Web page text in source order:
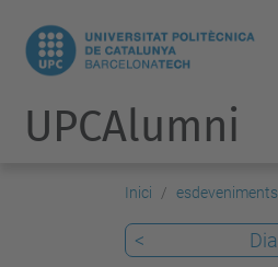
UPCAlumni
Inici esdeveniments
< Dia